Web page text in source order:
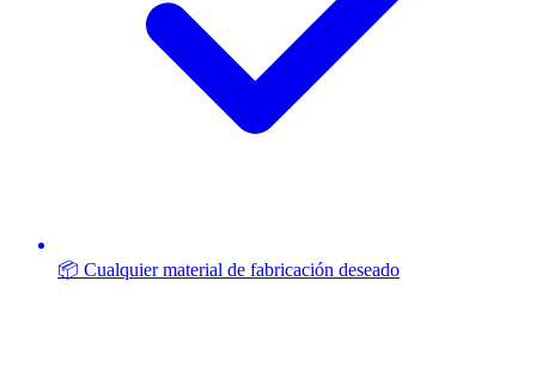
📦 Cualquier material de fabricación deseado